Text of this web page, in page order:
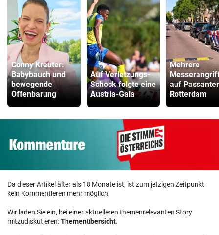
Conny Kreuter:
Babybauch und
bewegende
Offenbarung
Auf Verletzungs-
Schock folgte eine
Austria-Gala
Mehrere
auf
Rotterdam
Da dieser Artikel älter als 18 Monate ist, ist zum jetzigen Zeitpunkt
kein Kommentieren mehr möglich.
Wir laden Sie ein, bei einer aktuelleren themenrelevanten Story
mitzudiskutieren:Themenübersicht.